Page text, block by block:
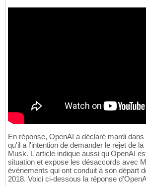
En réponse, OpenAI a déclaré mardi dans
qu'il a l'intention de demander le rejet de
Musk. L'article indique aussi qu'OpenAI
situation et expose les désaccords avec
événements qui ont conduit à son départ
2018. Voici ci-dessous la réponse